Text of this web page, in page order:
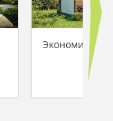
Экономичный